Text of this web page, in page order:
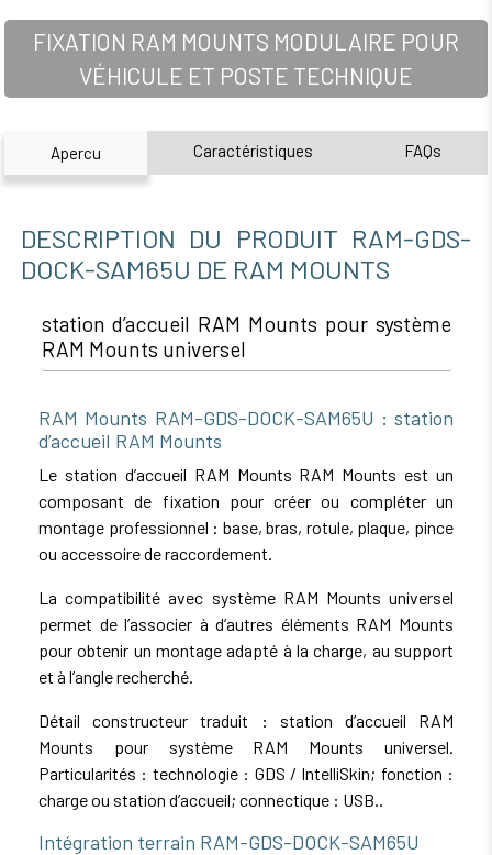
FIXATION RAM MOUNTS MODULAIRE POUR
VÉHICULE ET POSTE TECHNIQUE
Apercu Caractéristiques FAQs
DESCRIPTION DU PRODUIT RAM-GDS-
DOCK-SAM65U DE RAM MOUNTS
station d’accueil RAM Mounts pour système
RAM Mounts universel
RAM Mounts RAM-GDS-DOCK-SAM65U : station
d’accueil RAM Mounts
Le station d’accueil RAM Mounts RAM Mounts est un
composant de fixation pour créer ou compléter un
montage professionnel : base, bras, rotule, plaque, pince
ou accessoire de raccordement.
La compatibilité avec système RAM Mounts universel
permet de l’associer à d’autres éléments RAM Mounts
pour obtenir un montage adapté à la charge, au support
et à l’angle recherché.
Détail constructeur traduit : station d’accueil RAM
Mounts pour système RAM Mounts universel.
Particularités : technologie : GDS / IntelliSkin; fonction :
charge ou station d’accueil; connectique : USB..
Intégration terrain RAM-GDS-DOCK-SAM65U